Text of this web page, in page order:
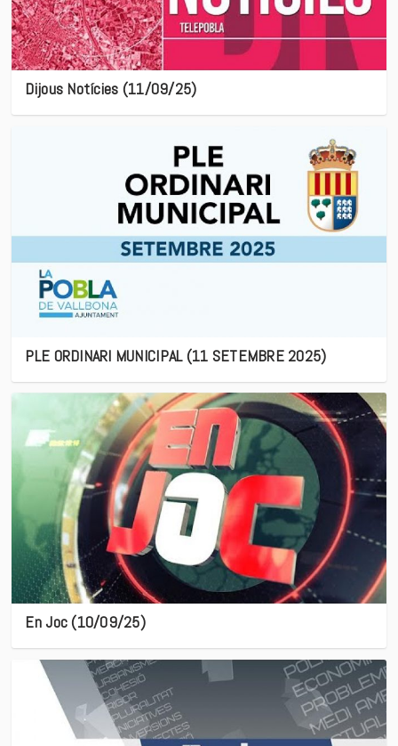
Dijous Notícies (11/09/25)
PLE ORDINARI MUNICIPAL (11 SETEMBRE 2025)
En Joc (10/09/25)